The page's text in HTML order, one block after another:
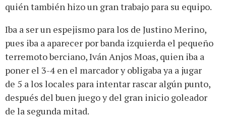
quién también hizo un gran trabajo para su equipo.
Iba a ser un espejismo para los de Justino Merino,
pues iba a aparecer por banda izquierda el pequeño
terremoto berciano, Iván Anjos Moas, quien iba a
poner el 3-4 en el marcador y obligaba ya a jugar
de 5 a los locales para intentar rascar algún punto,
después del buen juego y del gran inicio goleador
de la segunda mitad.